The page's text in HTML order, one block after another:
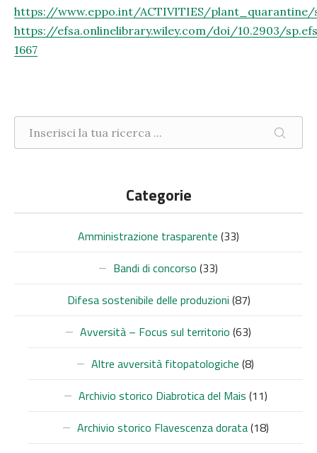
https://www.eppo.int/ACTIVITIES/
https://efsa.onlinelibrary.wiley.com/doi/10.2903/
1667
CERCA
Categorie
Amministrazione trasparente (33)
Bandi di concorso (33)
Difesa sostenibile delle produzioni (87)
Avversità – Focus sul territorio (63)
Altre avversità fitopatologiche (8)
Archivio storico Diabrotica del Mais (11)
Archivio storico Flavescenza dorata(18)